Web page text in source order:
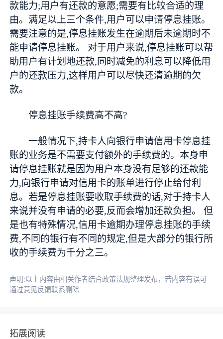
款能力;用户有还款的意愿;需要有比较合适的理
由。满足以上三个条件,用户可以申请停息挂账。
需要注意的是,停息挂账发生在逾期后未逾期时不
能申请停息挂账。 对于用户来说,停息挂账可以帮
助用户有计划地还款,同时减免的利息可以降低用
户的还款压力,这样用户可以尽快还清逾期的欠
款。
停息挂账手续费高不高?
一般情况下,持卡人向银行申请信用卡停息挂
账的业务是不需要支付额外的手续费的。本身申
请停息挂账就是因为用户本身没有足够的还款能
力,向银行申请对信用卡的账单进行停止给付利
息。若是停息挂账要收取手续费的话,对于持卡人
来说并没有申请的必要,反而会增加还款负担。 但
是也有特殊情况,信用卡逾期办理停息挂账的手续
费,不同的银行有不同的规定,但是大部分的银行所
收的手续费为千分之三。
声明:以上内容由相关作者结合政策法规整理发布，若内容有误可
通过意见反馈联系删除
拓展阅读